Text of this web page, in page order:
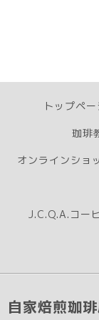
トップペー
珈琲
オンラインショ
J.C.Q.A.コー
自家焙煎珈